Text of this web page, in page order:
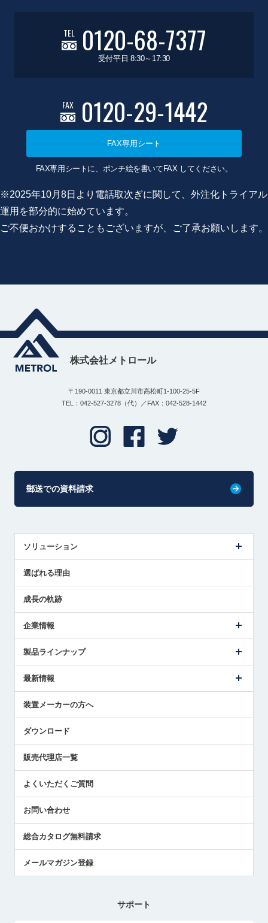
TEL 0120-68-7377
受付平日 8:30～17:30
FAX 0120-29-1442
FAX専用シート
FAX専用シートに、ポンチ絵を書いてFAX してください。
※2025年10月8日より電話取次ぎに関して、外注化トライアル
運用を部分的に始めています。
ご不便おかけすることもございますが、ご了承お願いします。
株式会社メトロール
〒190-0011 東京都立川市高松町1-100-25-5F
TEL：042-527-3278（代）／FAX：042-528-1442
郵送での資料請求
ソリューション
解決策提案
選ばれる理由
成長の軌跡
企業情報
ごあいさつ
受賞履歴
採用情報
国/地域/言語
製品ラインナップ
ツールセッタ製品
エアマイクロセンサ製品
最新情報
メトロールの技術
社員ブログ
中小企業のBCP地震対策
センサのテクニカルガイド
社長ブログ
装置メーカーの方へ
ダウンロード
販売代理店一覧
よくいただくご質問
お問い合わせ
総合カタログ無料請求
メールマガジン登録
サポート